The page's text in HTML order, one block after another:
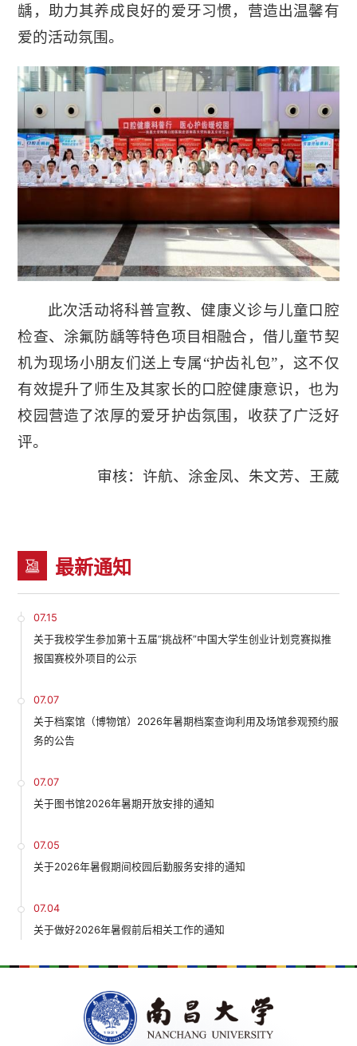
龋，助力其养成良好的爱牙习惯，营造出温馨有
爱的活动氛围。
此次活动将科普宣教、健康义诊与儿童口腔
检查、涂氟防龋等特色项目相融合，借儿童节契
机为现场小朋友们送上专属“护齿礼包”，这不仅
有效提升了师生及其家长的口腔健康意识，也为
校园营造了浓厚的爱牙护齿氛围，收获了广泛好
评。
审核：许航、涂金凤、朱文芳、王葳
最新通知
07.15
关于我校学生参加第十五届“挑战杯”中国大学生创业计划竞赛拟推
报国赛校外项目的公示
07.07
关于档案馆（博物馆）2026年暑期档案查询利用及场馆参观预约服
务的公告
07.07
关于图书馆2026年暑期开放安排的通知
07.05
关于2026年暑假期间校园后勤服务安排的通知
07.04
关于做好2026年暑假前后相关工作的通知